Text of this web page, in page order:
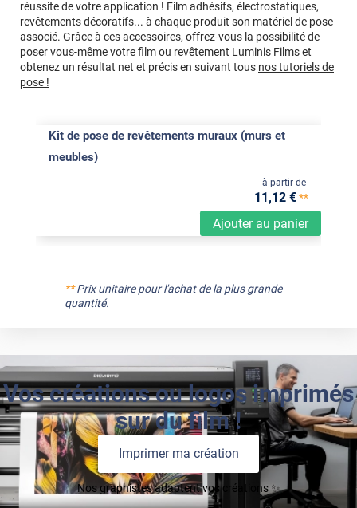
réussite de votre application ! Film adhésifs, électrostatiques,
revêtements décoratifs... à chaque produit son matériel de pose
associé. Grâce à ces accessoires, offrez-vous la possibilité de
poser vous-même votre film ou revêtement Luminis Films et
obtenez un résultat net et précis en suivant tous nos tutoriels de
pose !
Kit de pose de revêtements muraux (murs et
meubles)
Ajouter au panier
à partir de
11 ,12 €**
**Prix unitaire pour l'achat de la plus grande
quantité.
Vos créations ou logos imprimés
sur du film !
Imprimer ma création
Nos graphistes adaptent vos créations ✨